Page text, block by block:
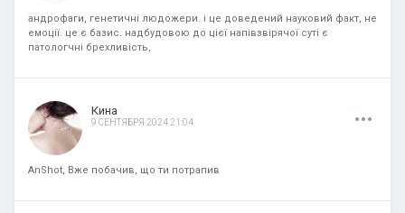
андрофаги, генетичні людожери. і це доведений науковий факт, не
емоції. це є базис. надбудовою до цієї напівзвірячої суті є
патологчні брехливість,
Кина
9 СЕНТЯБРЯ 2024 21:04 ...
AnShot, Вже побачив, що ти потрапив